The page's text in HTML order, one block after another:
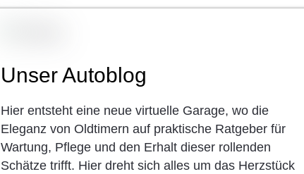
Unser Autoblog
Hier entsteht eine neue virtuelle Garage, wo die
Eleganz von Oldtimern auf praktische Ratgeber für
Wartung, Pflege und den Erhalt dieser rollenden
Schätze trifft. Hier dreht sich alles um das Herzstück